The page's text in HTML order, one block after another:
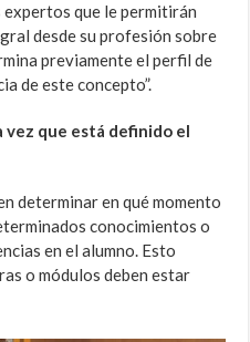
que le permitirán
desde su profesión sobre
previamente el perfil de
de este concepto”.
vez que está definido el
determinar en qué momento
conocimientos o
en el alumno. Esto
o módulos deben estar